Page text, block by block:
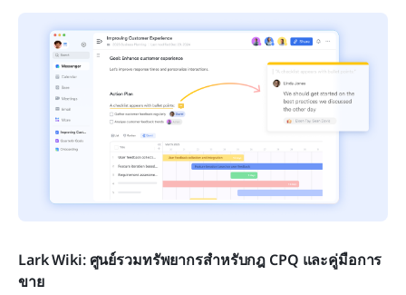
Lark Wiki: ศูนย์รวมทรัพยากรสำหรับกฎ CPQ และคู่มือการ
ขาย